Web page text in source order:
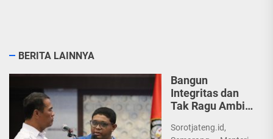
BERITA LAINNYA
Bangun
Integritas dan
Tak Ragu Ambil
Menteri
Sorotjateng.id,